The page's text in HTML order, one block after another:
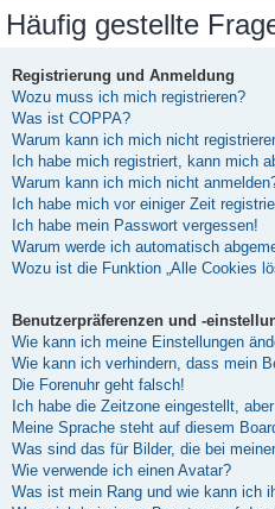
Häufig gestellte
Registrierung und Anmeldung
Wozu muss ich mich registrieren?
Was ist COPPA?
Warum kann ich mich nicht
Ich habe mich registriert, kann mich
Warum kann ich mich nicht
Ich habe mich vor einiger Zeit
Ich habe mein Passwort vergessen!
Warum werde ich automatisch
Wozu ist die Funktion „Alle Cookies
Benutzerpräferenzen und -
Wie kann ich meine Einstellungen
Wie kann ich verhindern, dass mein
Die Forenuhr geht falsch!
Ich habe die Zeitzone eingestellt,
Meine Sprache steht auf diesem
Was sind das für Bilder, die bei
Wie verwende ich einen Avatar?
Was ist mein Rang und wie kann ich